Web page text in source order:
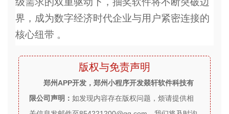
界，成为数字经济时代企业与用户紧密连接的
核心纽带 。
版权与免责声明
郑州APP开发，郑州小程序开发燚轩软件科技有
限公司声明： 如发现内容存在版权问题，烦请提供相